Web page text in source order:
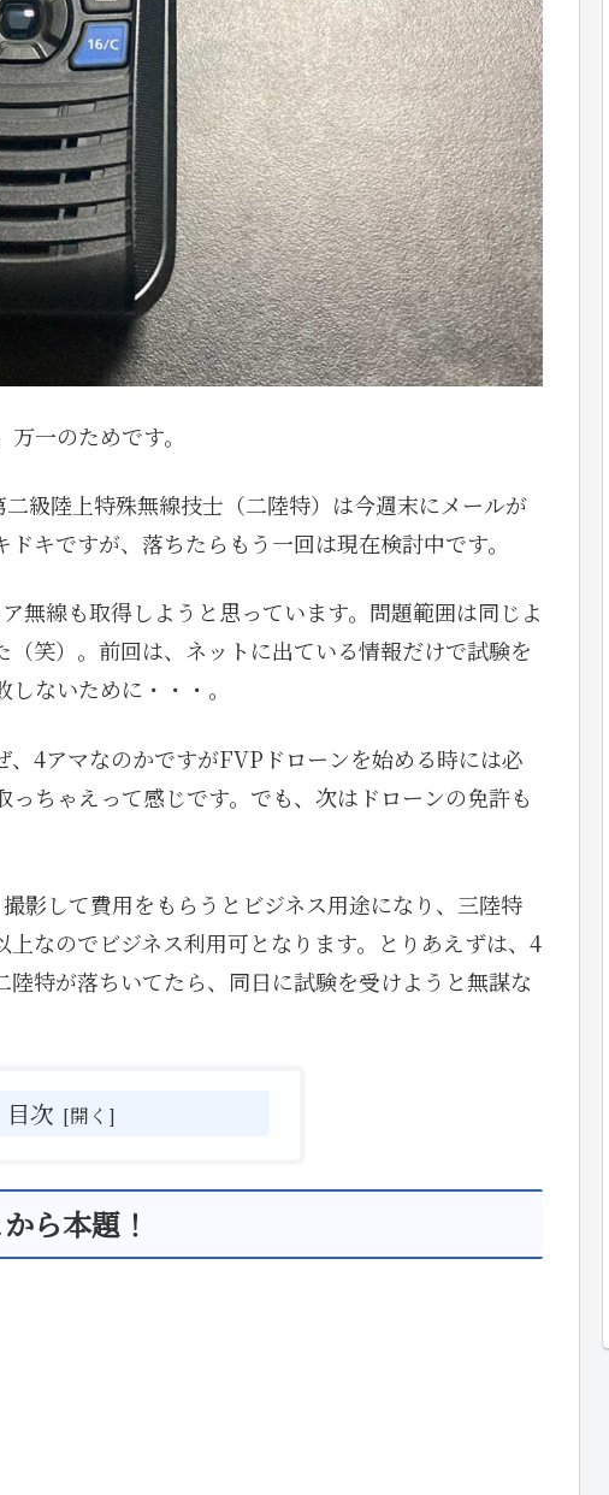
一のためです。
級陸上特殊無線技士（二陸特）は今週末にメールが
キですが、落ちたらもう一回は現在検討中です。
無線も取得しようと思っています。問題範囲は同じよ
笑）。前回は、ネットに出ている情報だけで試験を
ないために・・・。
4アマなのかですがFVPドローンを始める時には必
ちゃえって感じです。でも、次はドローンの免許も
影して費用をもらうとビジネス用途になり、三陸特
なのでビジネス利用可となります。とりあえずは、4
特が落ちいてたら、同日に試験を受けようと無謀な
目次
ら本題！